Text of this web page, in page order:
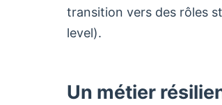
transition vers des rôles
level).
Un métier